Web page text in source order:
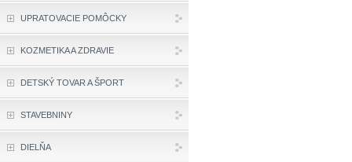
UPRATOVACIE POMÔCKY
KOZMETIKA A ZDRAVIE
DETSKÝ TOVAR A ŠPORT
STAVEBNINY
DIELŇA